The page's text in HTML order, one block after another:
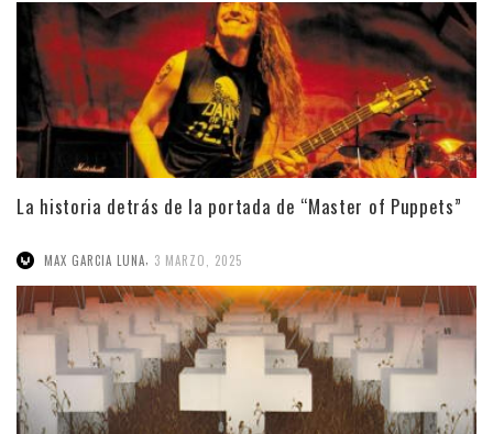
La historia detrás de la portada de “Master of Puppets”
MAX GARCIA LUNA, 3 MARZO, 2025